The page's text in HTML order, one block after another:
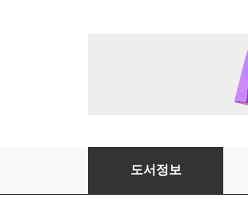
철학과 시의 만남
도서정보